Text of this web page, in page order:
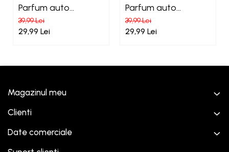
Parfum auto
concentrat Essenza
Black
39,99 Lei
29,99 Lei
Parfum auto
concentrat Essenza
Aqua
39,99 Lei
29,99 Lei
Magazinul meu
Clienti
Date comerciale